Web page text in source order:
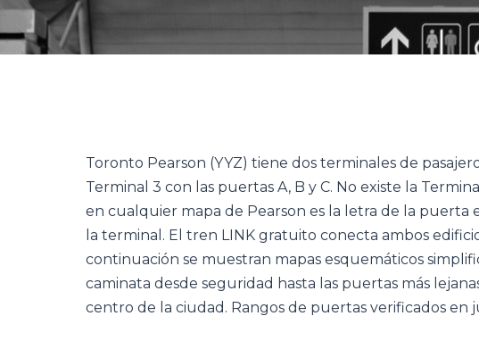
Toronto Pearson (YYZ) tiene dos terminales de
Terminal 3 con las puertas A, B y C. No existe la
en cualquier mapa de Pearson es la letra de la puerta
la terminal. El tren LINK gratuito conecta ambos
continuación se muestran mapas esquemáticos
caminata desde seguridad hasta las puertas más
centro de la ciudad. Rangos de puertas verificados en